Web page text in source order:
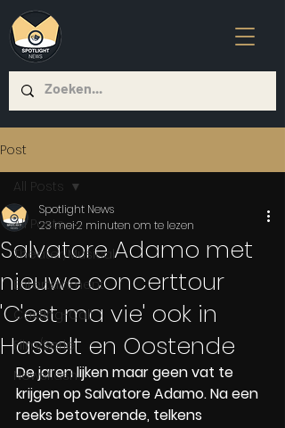
Post
All Posts
Theater/Musical
Entertainment
Casting-Call
Film/Serie
Newsflash
All Posts
Salvatore Adamo met
nieuwe concerttour
'C'est ma vie' ook in
Hasselt en Oostende
Spotlight News
23 mei2 minuten om te lezen
De jaren lijken maar geen vat te
krijgen op Salvatore Adamo. Na een
reeks betoverende, telkens